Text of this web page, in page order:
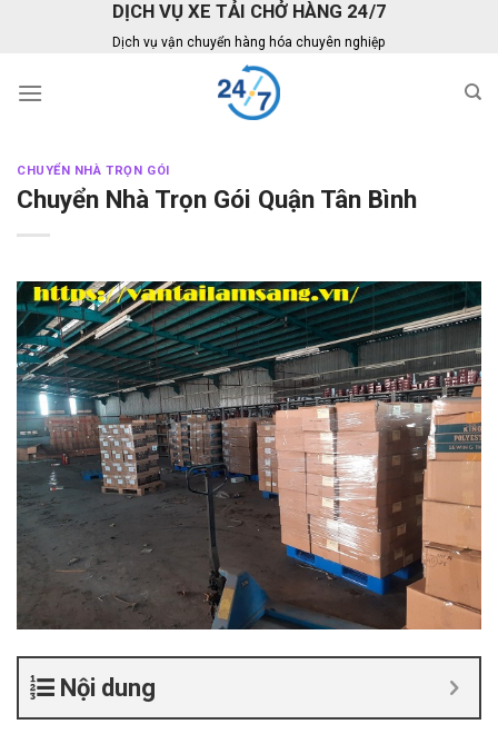
DỊCH VỤ XE TẢI CHỞ HÀNG 24/7
Dịch vụ vận chuyển hàng hóa chuyên nghiệp
CHUYỂN NHÀ TRỌN GÓI
Chuyển Nhà Trọn Gói Quận Tân Bình
Nội dung